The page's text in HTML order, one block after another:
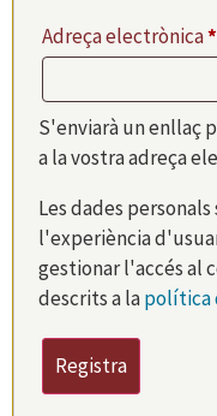
Adreça electrònica*
S'enviarà un enllaç
a la vostra adreça
Les dades
l'experiència
gestionar l'accés al
descrits a lapolítica
Registra